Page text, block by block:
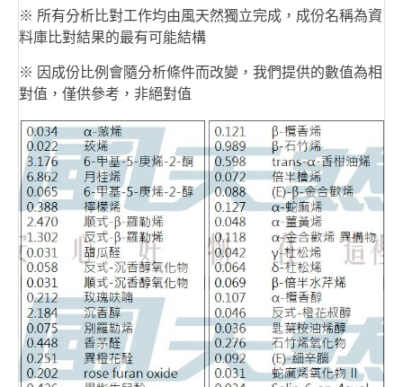
※ 所有分析比對工作均由風天然獨立完成，成份名稱為資
料庫比對結果的最有可能結構
※ 因成份比例會隨分析條件而改變，我們提供的數值為相
對值，僅供參考，非絕對值